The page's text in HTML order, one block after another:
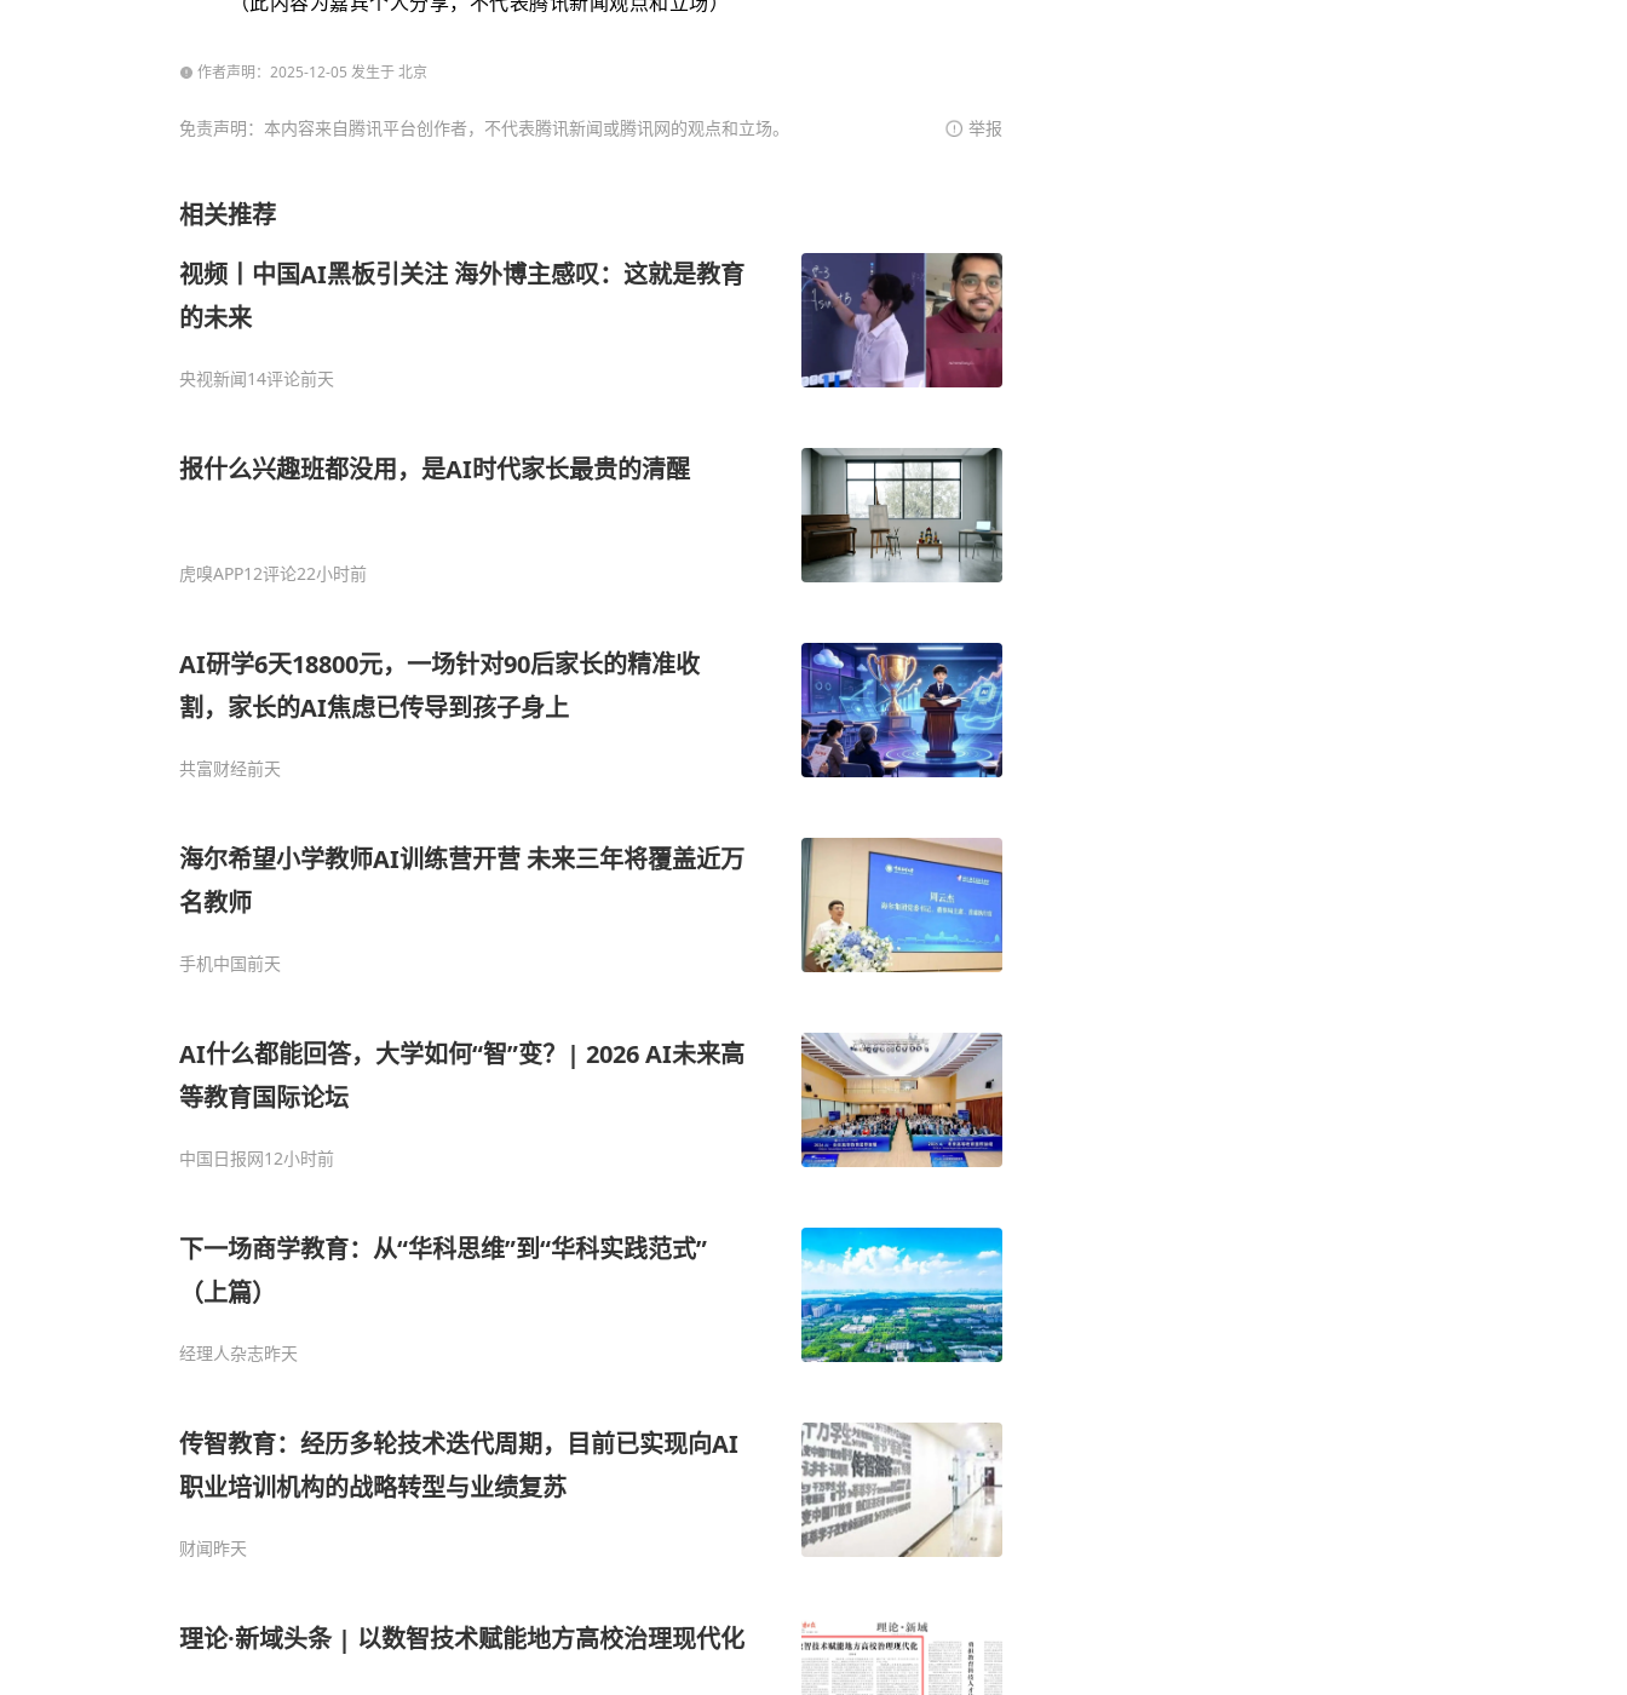
作者声明：2025-12-05 发生于 北京
免责声明：本内容来自腾讯平台创作者，不代表腾讯新闻或腾讯网的观点和立场。 举报
相关推荐
视频丨中国AI黑板引关注 海外博主感叹：这就是教育
的未来
央视新闻14评论前天
报什么兴趣班都没用，是AI时代家长最贵的清醒
虎嗅APP12评论22小时前
AI研学6天18800元，一场针对90后家长的精准收
割，家长的AI焦虑已传导到孩子身上
共富财经前天
海尔希望小学教师AI训练营开营 未来三年将覆盖近万
名教师
手机中国前天
AI什么都能回答，大学如何“智”变？| 2026 AI未来高
等教育国际论坛
中国日报网12小时前
下一场商学教育：从“华科思维”到“华科实践范式”
（上篇）
经理人杂志昨天
传智教育：经历多轮技术迭代周期，目前已实现向AI
职业培训机构的战略转型与业绩复苏
财闻昨天
理论·新域头条 | 以数智技术赋能地方高校治理现代化